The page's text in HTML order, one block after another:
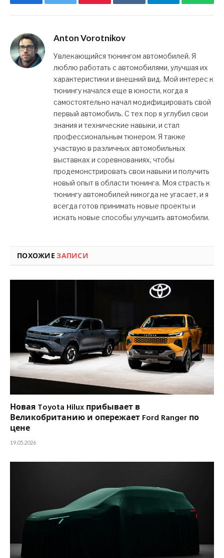
Anton Vorotnikov
Увлекающийся тюнингом автомобилей. Я
люблю работать с автомобилями, улучшая их
характеристики и внешний вид. Мой интерес к
тюнингу начался еще в юности, когда я
самостоятельно начал модифицировать свой
первый автомобиль. С тех пор я углубил свои
знания и технические навыки, и стал
профессиональным тюнером. Я также
участвую в различных автомобильных
выставках и соревнованиях, чтобы
продемонстрировать свои навыки и получить
новый опыт в области тюнинга. Моя страсть к
тюнингу автомобилей никогда не угасает, и я
всегда готов принимать новые проекты и
искать новые способы улучшить автомобили.
ПОХОЖИЕЗАПИСИ
Новая Toyota Hilux прибывает в
Великобританию и опережает Ford Ranger по
цене
19.05.2026